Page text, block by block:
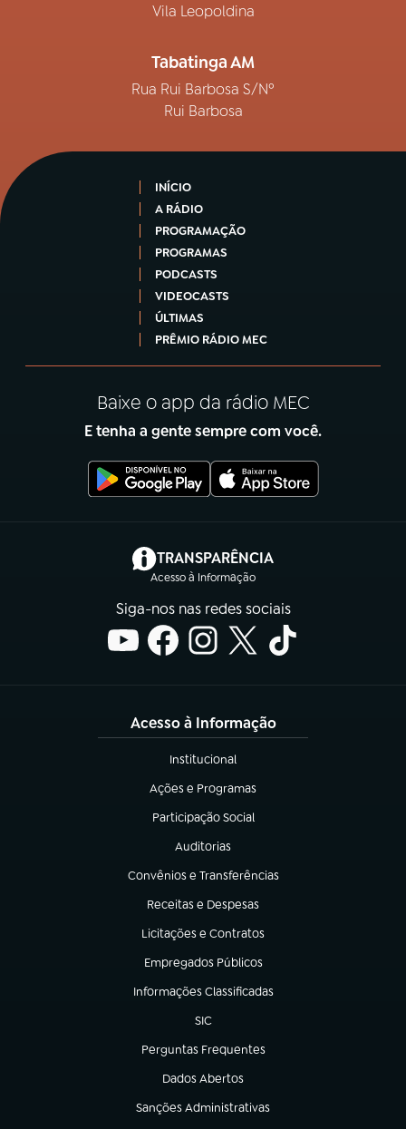
Vila Leopoldina
Tabatinga AM
Rua Rui Barbosa S/Nº
Rui Barbosa
INÍCIO
A RÁDIO
PROGRAMAÇÃO
PROGRAMAS
PODCASTS
VIDEOCASTS
ÚLTIMAS
PRÊMIO RÁDIO MEC
Baixe o app da rádio MEC
E tenha a gente sempre com você.
TRANSPARÊNCIA
Acesso à Informação
(abre em nova aba)
Siga-nos nas redes sociais
Acesso à Informação
Institucional
(abre em nova aba)
Ações e Programas
(abre em nova aba)
Participação Social
(abre em nova aba)
Auditorias
(abre em nova aba)
Convênios e Transferências
(abre em nova aba)
Receitas e Despesas
(abre em nova aba)
Licitações e Contratos
(abre em nova aba)
Empregados Públicos
(abre em nova aba)
Informações Classificadas
(abre em nova aba)
SIC
(abre em nova aba)
Perguntas Frequentes
(abre em nova aba)
Dados Abertos
(abre em nova aba)
Sanções Administrativas
(abre em nova aba)